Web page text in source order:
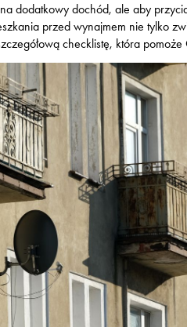
dodatkowy dochód, ale aby
przed wynajmem nie tylko
checklistę, która